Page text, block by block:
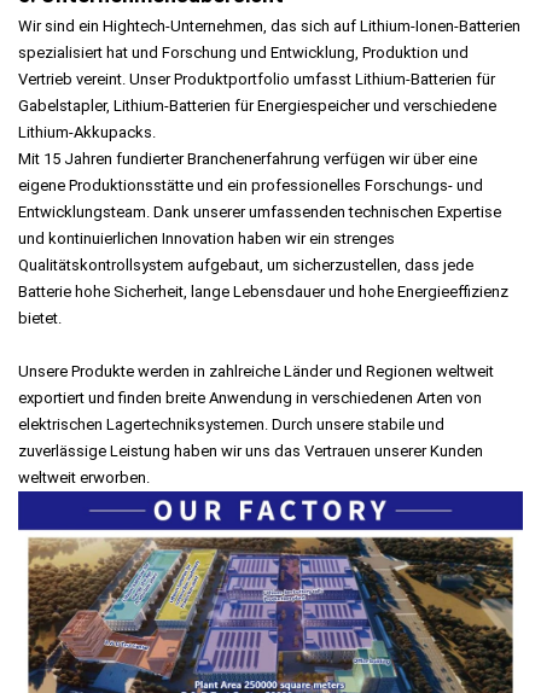
Wir sind ein Hightech-Unternehmen, das sich auf Lithium-Ionen-Batterien
spezialisiert hat und Forschung und Entwicklung, Produktion und
Vertrieb vereint. Unser Produktportfolio umfasst Lithium-Batterien für
Gabelstapler, Lithium-Batterien für Energiespeicher und verschiedene
Lithium-Akkupacks.
Mit 15 Jahren fundierter Branchenerfahrung verfügen wir über eine
eigene Produktionsstätte und ein professionelles Forschungs- und
Entwicklungsteam. Dank unserer umfassenden technischen Expertise
und kontinuierlichen Innovation haben wir ein strenges
Qualitätskontrollsystem aufgebaut, um sicherzustellen, dass jede
Batterie hohe Sicherheit, lange Lebensdauer und hohe Energieeffizienz
bietet.
Unsere Produkte werden in zahlreiche Länder und Regionen weltweit
exportiert und finden breite Anwendung in verschiedenen Arten von
elektrischen Lagertechniksystemen. Durch unsere stabile und
zuverlässige Leistung haben wir uns das Vertrauen unserer Kunden
weltweit erworben.